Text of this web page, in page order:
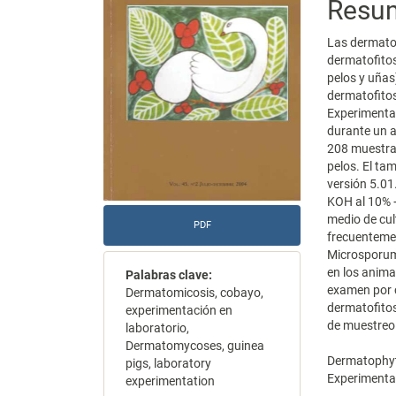
artículo
PDF
Palabras clave:
Dermatomicosis, cobayo,
experimentación en
laboratorio,
Dermatomycoses, guinea
pigs, laboratory
experimentation
Las
pelos y
durante un
208
pelos. El
versión
KOH al
medio de
en los
examen por
de